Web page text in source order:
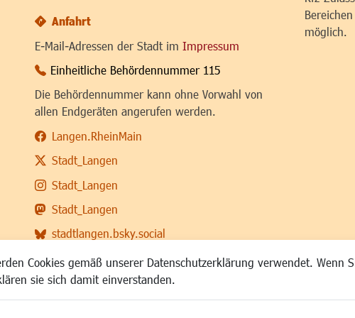
Cookies gemäß unserer Datenschutzerklärung verwendet. Wenn
sie sich damit einverstanden.
Anfahrt
E-Mail-Adressen der Stadt im Impressum
Einheitliche Behördennummer 115
Die Behördennummer kann ohne Vorwahl von
allen Endgeräten angerufen werden.
Langen.RheinMain
Stadt_Langen
Stadt_Langen
Stadt_Langen
stadtlangen.bsky.social
RSS-Feed
möglich.